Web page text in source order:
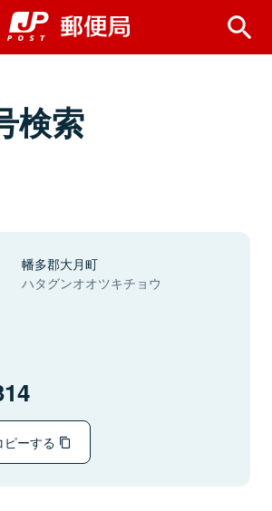
検索
幡多郡大月町
ハタグンオオツキチョウ
ピーする